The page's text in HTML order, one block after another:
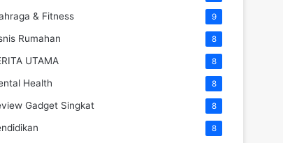
& Fitness 9
Rumahan 8
UTAMA 8
Health 8
Gadget Singkat 8
8